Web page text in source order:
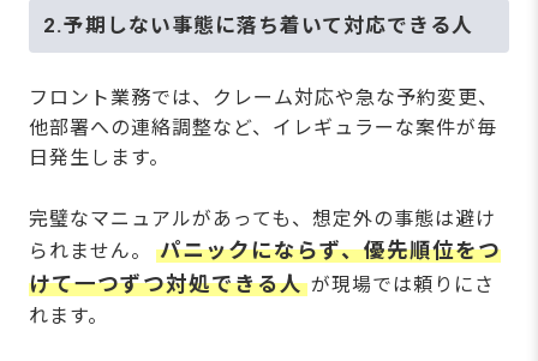
2.予期しない事態に落ち着いて対応できる人
フロント業務では、クレーム対応や急な予約変更、
他部署への連絡調整など、イレギュラーな案件が毎
日発生します。
完璧なマニュアルがあっても、想定外の事態は避け
られません。
パニックにならず、優先順位をつ
けて一つずつ対処できる人 が現場では頼りにさ
れます。